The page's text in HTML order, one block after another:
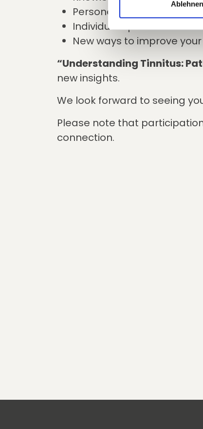
Ablehnen
Personal exchange with
Individual tips – without
New ways to improve
“Understanding Tinnitus:
new insights.
We look forward to seeing
Please note that
connection.